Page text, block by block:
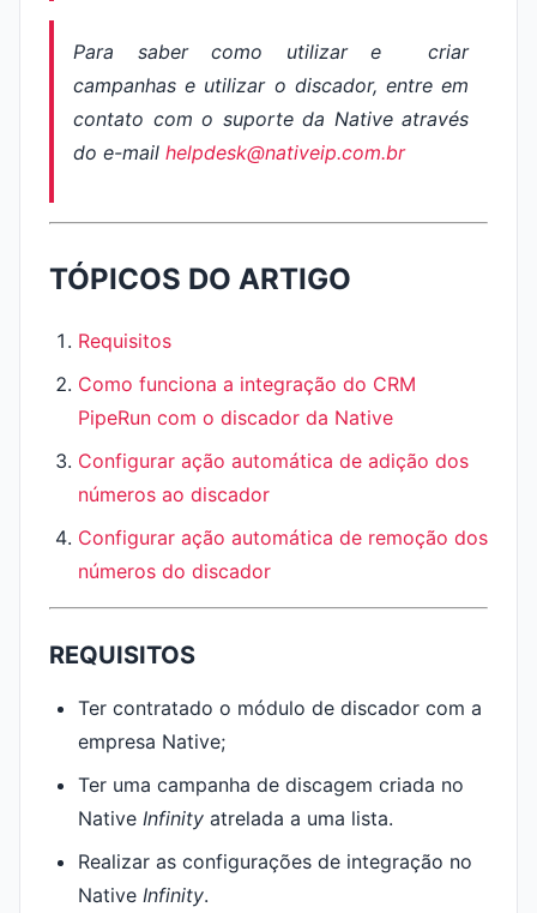
Para saber como utilizar e criar
campanhas e utilizar o discador, entre em
contato com o suporte da Native através
do e-mail helpdesk@nativeip.com.br
TÓPICOS DO ARTIGO
Requisitos
Como funciona a integração do CRM
PipeRun com o discador da Native
Configurar ação automática de adição dos
números ao discador
Configurar ação automática de remoção dos
números do discador
REQUISITOS
Ter contratado o módulo de discador com a
empresa Native;
Ter uma campanha de discagem criada no
Native Infinity atrelada a uma lista.
Realizar as configurações de integração no
Native Infinity.